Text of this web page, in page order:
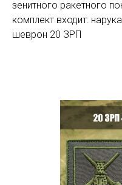
зенитного ракетного
комплект входит:
шеврон 20 ЗРП